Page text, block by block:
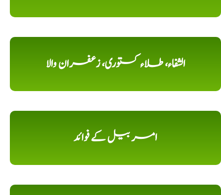
الشفاء، طلاء کستوری، زعفران والا
امر بیل کے فوائد